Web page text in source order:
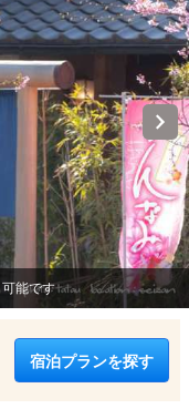
能です
宿泊プランを探す